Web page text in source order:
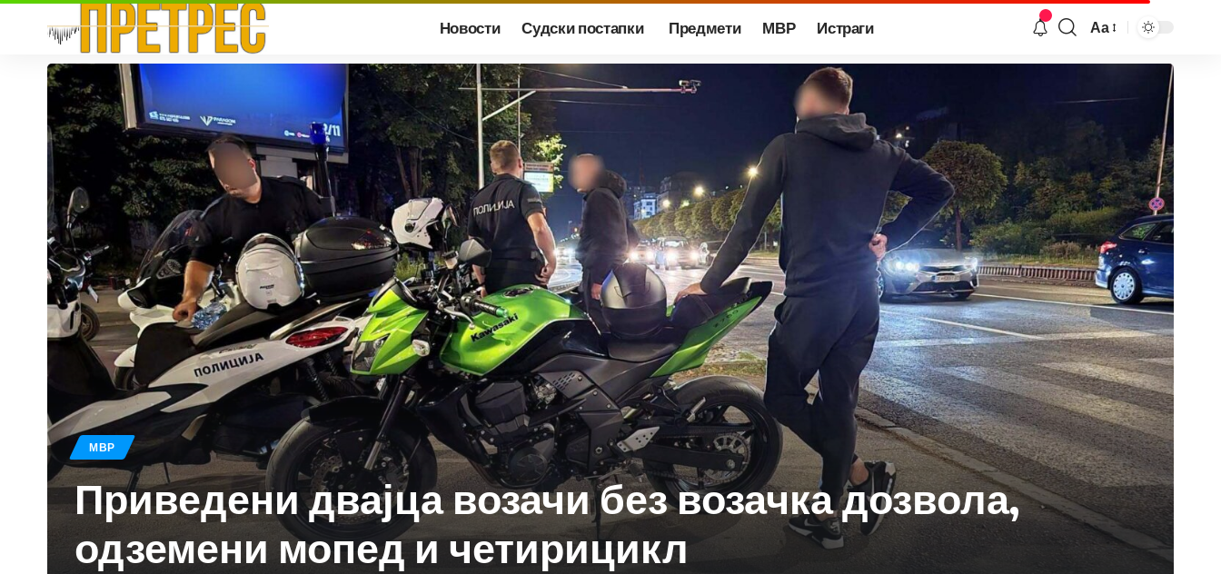
Новости Судски постапки Предмети МВР Истраги Аа
МВР
Приведени двајца возачи без возачка дозвола,
одземени мопед и четирицикл